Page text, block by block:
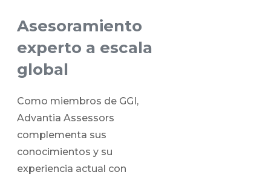
Asesoramiento
experto a escala
global
Como miembros de GGI,
Advantia Assessors
complementa sus
conocimientos y su
experiencia actual con